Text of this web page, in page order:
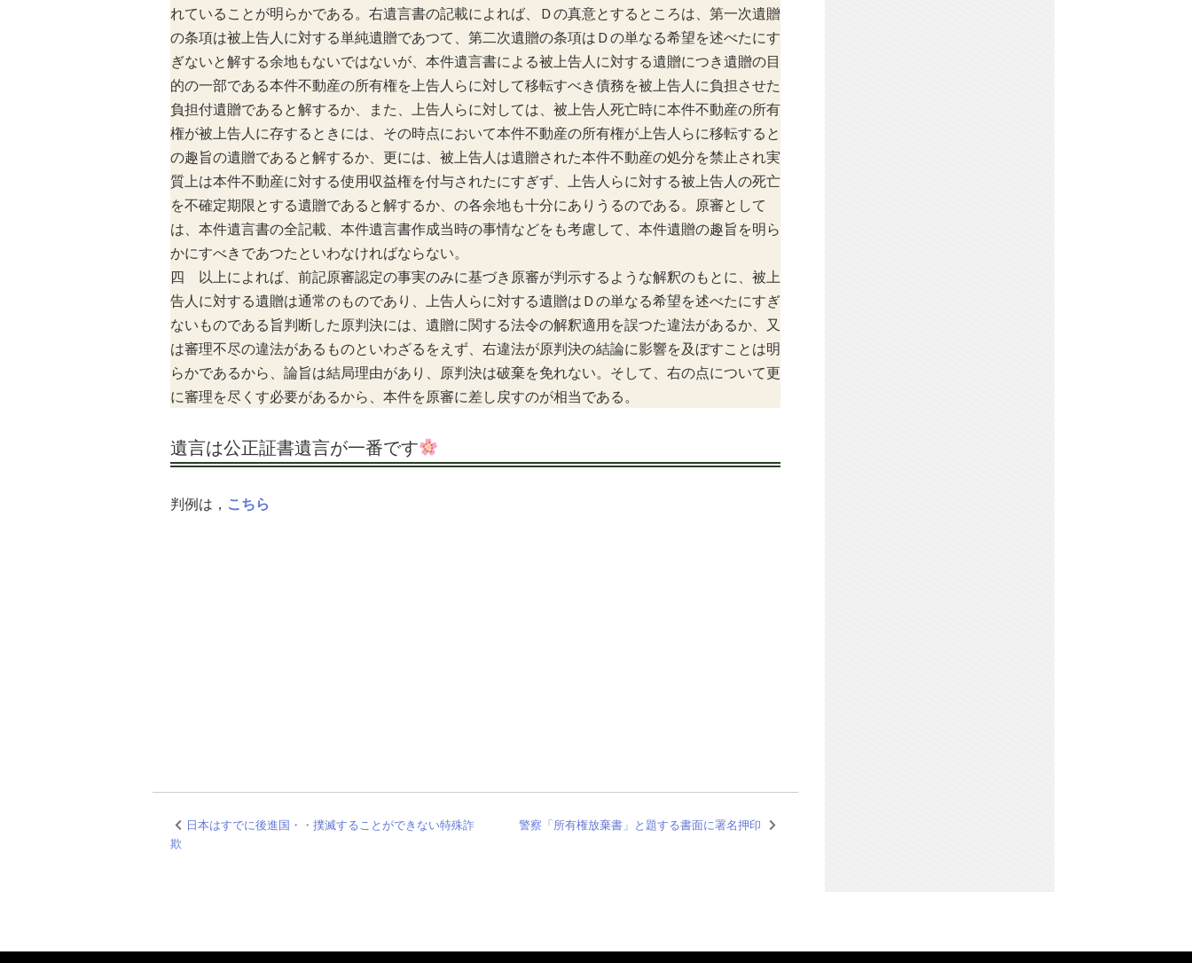
れていることが明らかである。右遺言書の記載によれば、Ｄの真意とするところは、第一次遺贈
の条項は被上告人に対する単純遺贈であつて、第二次遺贈の条項はＤの単なる希望を述べたにす
ぎないと解する余地もないではないが、本件遺言書による被上告人に対する遺贈につき遺贈の目
的の一部である本件不動産の所有権を上告人らに対して移転すべき債務を被上告人に負担させた
負担付遺贈であると解するか、また、上告人らに対しては、被上告人死亡時に本件不動産の所有
権が被上告人に存するときには、その時点において本件不動産の所有権が上告人らに移転すると
の趣旨の遺贈であると解するか、更には、被上告人は遺贈された本件不動産の処分を禁止され実
質上は本件不動産に対する使用収益権を付与されたにすぎず、上告人らに対する被上告人の死亡
を不確定期限とする遺贈であると解するか、の各余地も十分にありうるのである。原審として
は、本件遺言書の全記載、本件遺言書作成当時の事情などをも考慮して、本件遺贈の趣旨を明ら
かにすべきであつたといわなければならない。
四 以上によれば、前記原審認定の事実のみに基づき原審が判示するような解釈のもとに、被上
告人に対する遺贈は通常のものであり、上告人らに対する遺贈はＤの単なる希望を述べたにすぎ
ないものである旨判断した原判決には、遺贈に関する法令の解釈適用を誤つた違法があるか、又
は審理不尽の違法があるものといわざるをえず、右違法が原判決の結論に影響を及ぼすことは明
らかであるから、論旨は結局理由があり、原判決は破棄を免れない。そして、右の点について更
に審理を尽くす必要があるから、本件を原審に差し戻すのが相当である。
遺言は公正証書遺言が一番です
判例は， こちら
日本はすでに後進国・・撲滅することができない特殊詐
欺
警察「所有権放棄書」と題する書面に署名押印